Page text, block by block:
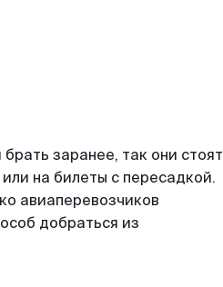
заранее, так они стоят
на билеты с пересадкой.
авиаперевозчиков
добраться из